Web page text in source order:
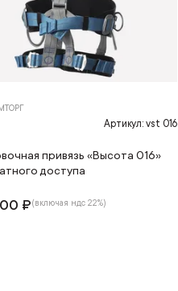
Артикул: vst 016
привязь «Высота 016»
доступа
₽(включая ндс 22%)